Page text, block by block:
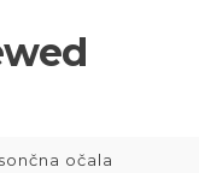
očala